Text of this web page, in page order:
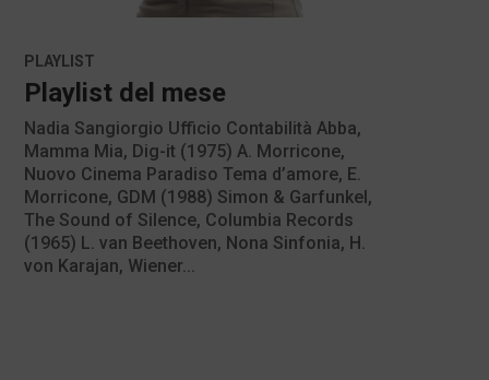
Playlist del mese
PLAYLIST
Nadia Sangiorgio Ufficio Contabilità Abba,
Mamma Mia, Dig-it (1975) A. Morricone,
Nuovo Cinema Paradiso Tema d’amore, E.
Morricone, GDM (1988) Simon & Garfunkel,
The Sound of Silence, Columbia Records
(1965) L. van Beethoven, Nona Sinfonia, H.
von Karajan, Wiener...